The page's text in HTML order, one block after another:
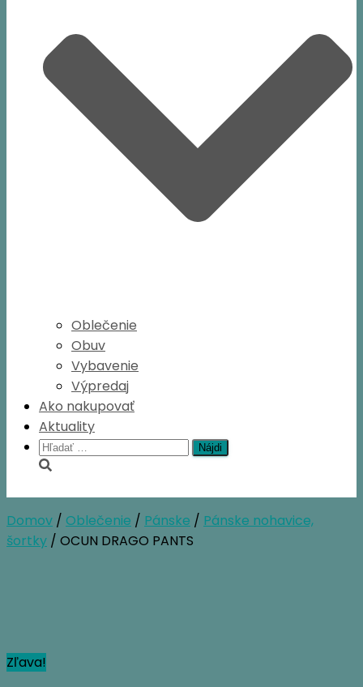
Oblečenie
Obuv
Vybavenie
Výpredaj
Ako nakupovať
Aktuality
Hľadať:
Domov / Oblečenie / Pánske / Pánske nohavice,
šortky / OCUN DRAGO PANTS
Zľava!